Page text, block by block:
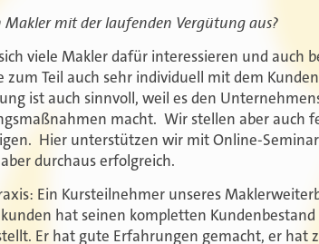
mit der laufenden Vergütung aus?
viele Makler dafür interessieren und auch
zum Teil auch sehr individuell mit dem
ist auch sinnvoll, weil es den
macht. Wir stellen aber auch
Hier unterstützen wir mit Online-
durchaus erfolgreich.
Ein Kursteilnehmer unseres
hat seinen kompletten
Er hat gute Erfahrungen gemacht, er hat